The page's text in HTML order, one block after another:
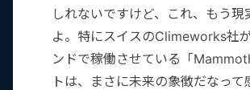
しれないですけど、これ、もう現
よ。特にスイスのClimeworks社
ンドで稼働させている「
トは、まさに未来の象徴だなって